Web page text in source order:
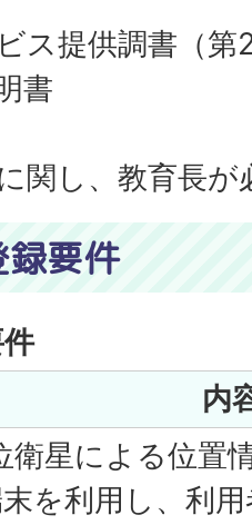
ス提供調書（第
書
関し、教育長が
要件
内
衛星による位置
を利用し、利